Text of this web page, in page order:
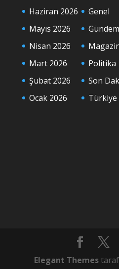
Haziran 2026
Mayıs 2026
Nisan 2026
Mart 2026
Şubat 2026
Ocak 2026
Genel
Gündem
Politika
Son
Türkiye
Elegant Themes